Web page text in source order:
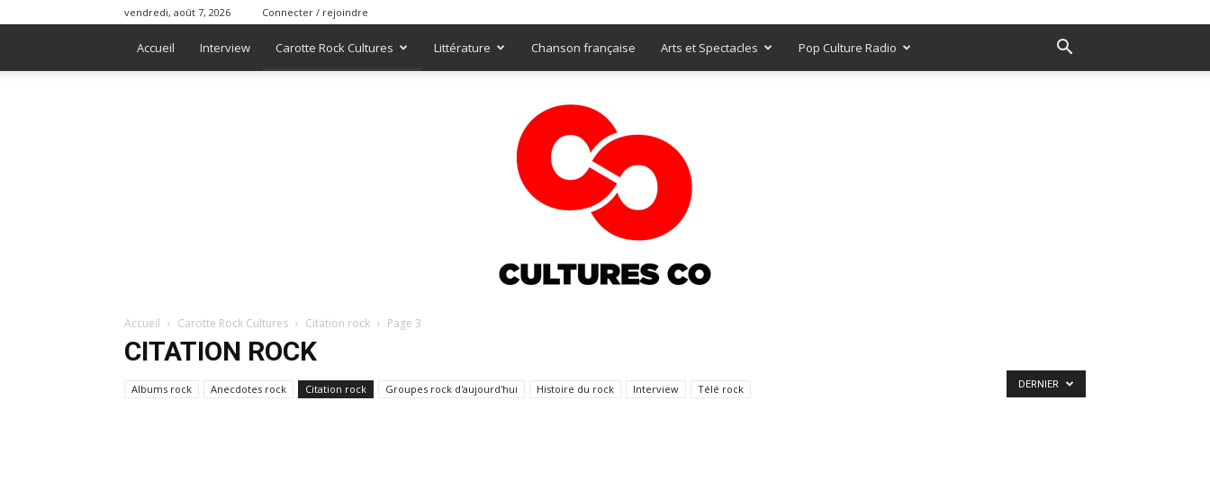
vendredi, août 7, 2026 Connecter / rejoindre
Accueil Interview Carotte Rock Cultures Littérature Chanson française Arts et Spectacles Pop Culture Radio
Accueil Carotte Rock Cultures Citation rock Page 3
CITATION ROCK
Albums rock Anecdotes rock Citation rock Groupes rock d'aujourd'hui Histoire du rock Interview Télé rock DERNIER